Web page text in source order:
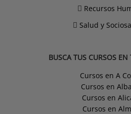
Recursos
Salud y
BUSCA TUS CURSOS
Cursos en A
Cursos en
Cursos en
Cursos en